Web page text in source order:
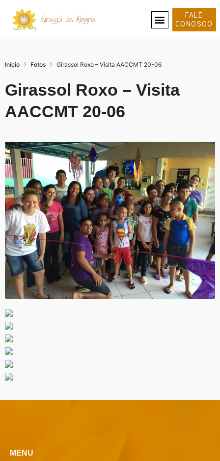
FALE
CONOSCO
Início Fotos Girassol Roxo – Visita AACCMT 20-06
Girassol Roxo – Visita
AACCMT 20-06
MENU